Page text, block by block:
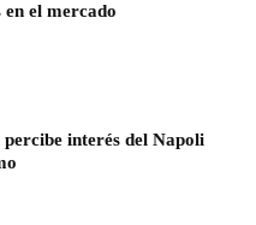
el mercado
interés del Napoli